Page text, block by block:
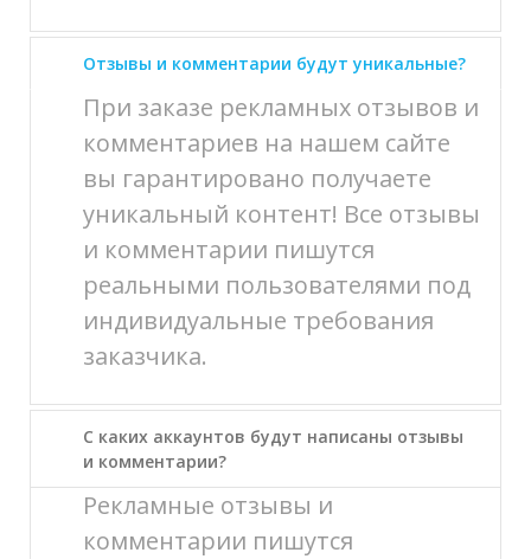
Отзывы и комментарии будут уникальные?
При заказе рекламных отзывов и
комментариев на нашем сайте
вы гарантировано получаете
уникальный контент! Все отзывы
и комментарии пишутся
реальными пользователями под
индивидуальные требования
заказчика.
С каких аккаунтов будут написаны отзывы
и комментарии?
Рекламные отзывы и
комментарии пишутся